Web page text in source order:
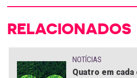
RELACIONADOS
NOTÍCIAS
Quatro em